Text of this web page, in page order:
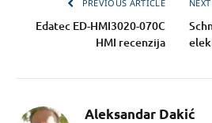
PREVIOUS ARTICLE
Edatec ED-HMI3020-070C
HMI recenzija
Aleksandar Dakić